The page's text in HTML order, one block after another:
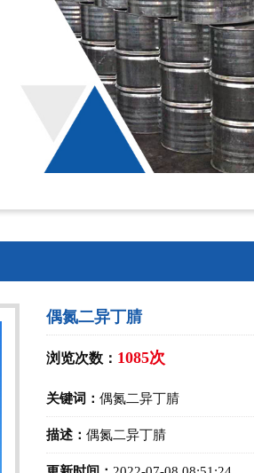
偶氮二异丁腈
浏览次数： 1085次
关键词： 偶氮二异丁腈
描述： 偶氮二异丁腈